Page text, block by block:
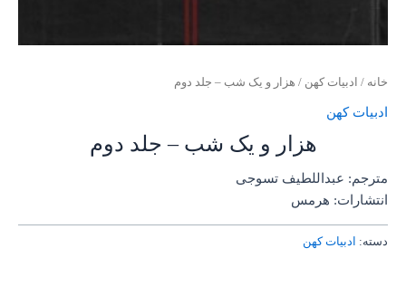
خانه / ادبیات کهن / هزار و یک شب – جلد دوم
ادبیات کهن
هزار و یک شب – جلد دوم
مترجم: عبداللطیف تسوجی
انتشارات: هرمس
دسته: ادبیات کهن